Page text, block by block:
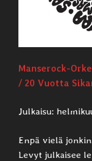
Manserock-
/ 20 Vuotta
Julkaisu:
Enpä vielä
Levyt julkaisee